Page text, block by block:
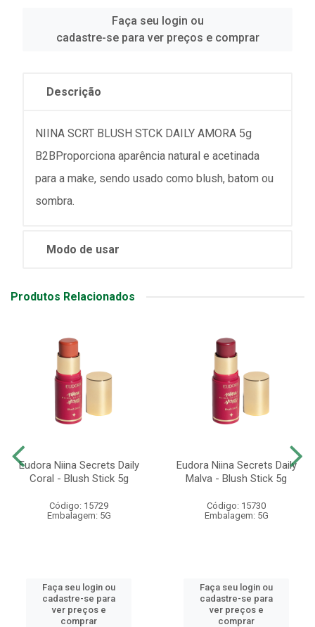
Faça seu login ou
cadastre-se para ver preços e comprar
Descrição
NIINA SCRT BLUSH STCK DAILY AMORA 5g
B2BProporciona aparência natural e acetinada
para a make, sendo usado como blush, batom ou
sombra.
Modo de usar
Produtos Relacionados
Eudora Niina Secrets Daily
Coral - Blush Stick 5g
Código: 15729
Embalagem: 5G
Faça seu login ou
cadastre-se para
ver preços e
comprar
Eudora Niina Secrets Daily
Malva - Blush Stick 5g
Código: 15730
Embalagem: 5G
Faça seu login ou
cadastre-se para
ver preços e
comprar